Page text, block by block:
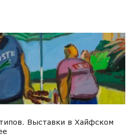
Выставки в Хайфском